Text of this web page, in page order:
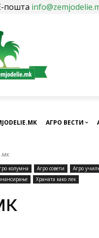
пошта
АГРО ВЕСТИ
колумна Агро совети Агро
Храната како лек